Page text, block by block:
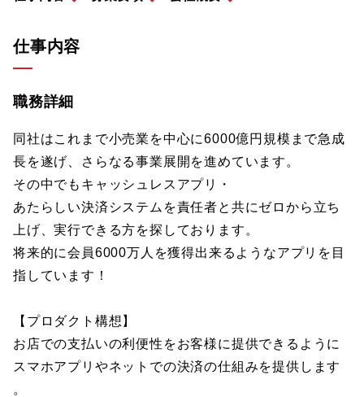
仕事内容
職務詳細
同社はこれまで小売業を中心に6000億円規模まで急成
長を遂げ、さらなる事業展開を進めています。
その中でもキャッシュレスアプリ・
あたらしい決済システムを責任者と共にゼロから立ち
上げ、実行できる方を探しております。
将来的に会員6000万人を獲得出来るようなアプリを目
指しています！
【プロダクト構想】
お店での支払いの利便性をお客様に提供できるように
スマホアプリやネットでの決済の仕組みを提供します
。